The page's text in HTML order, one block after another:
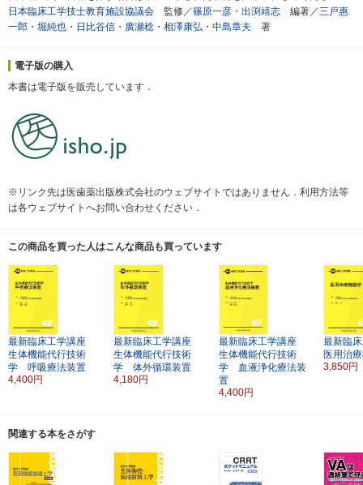
日本臨床工学技士教育施設協議会 監修／篠原一彦 ・ 出渕靖志 編著／三戸惠
一郎 ・ 堀純也 ・ 日比谷信 ・ 廣瀬稔 ・ 相澤康弘 ・ 中島章夫 著
電子版の購入
本書は電子版を販売しています．
※リンク先は医歯薬出版株式会社のウェブサイトではありません．利用方法等
は各ウェブサイトへお問い合わせください．
この商品を買った人はこんな商品も買っています
最新臨床工学講座
生体機能代行技術
学 呼吸療法装置
4,400円
最新臨床工学講座
生体機能代行技術
学 体外循環装置
4,180円
最新臨床工学講座
生体機能代行技術
学 血液浄化療法装
置
4,400円
最新臨
医用治
3,850円
関連する本をさがす